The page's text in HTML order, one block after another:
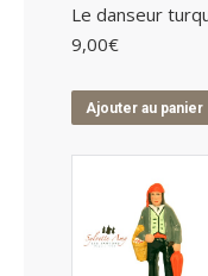
Le danseur
9,00€
Ajouter au panier